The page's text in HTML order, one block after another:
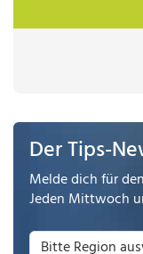
Der Tips-
Melde dich für
Jeden Mittwoch